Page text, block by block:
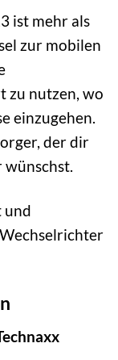
ist mehr als
zur mobilen
zu nutzen, wo
einzugehen.
der dir
wünschst.
und